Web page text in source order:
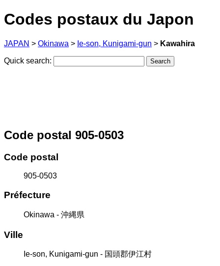
Codes postaux du Japon
JAPAN > Okinawa > Ie-son, Kunigami-gun > Kawahira
Quick search:
Code postal 905-0503
Code postal
905-0503
Préfecture
Okinawa - 沖縄県
Ville
Ie-son, Kunigami-gun - 国頭郡伊江村